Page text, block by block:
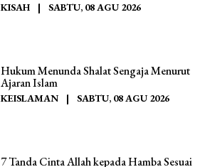
KISAH | SABTU, 08 AGU 2026
Hukum Menunda Shalat Sengaja Menurut
Ajaran Islam
KEISLAMAN | SABTU, 08 AGU 2026
7 Tanda Cinta Allah kepada Hamba Sesuai